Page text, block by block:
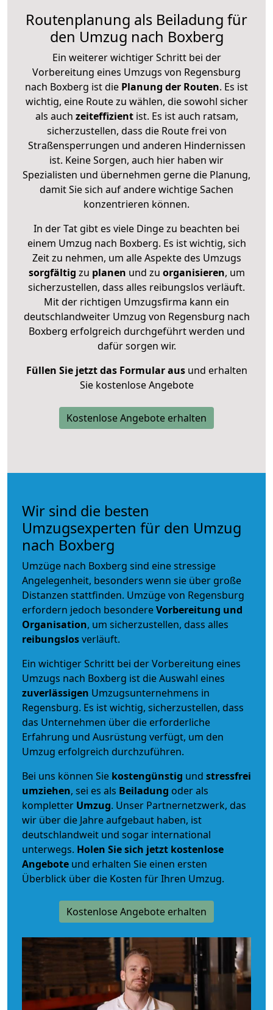
Routenplanung als Beiladung für
den Umzug nach Boxberg
Ein weiterer wichtiger Schritt bei der
Vorbereitung eines Umzugs von Regensburg
nach Boxberg ist die Planung der Routen. Es ist
wichtig, eine Route zu wählen, die sowohl sicher
als auch zeiteffizientist. Es ist auch ratsam,
sicherzustellen, dass die Route frei von
Straßensperrungen und anderen Hindernissen
ist. Keine Sorgen, auch hier haben wir
Spezialisten und übernehmen gerne die Planung,
damit Sie sich auf andere wichtige Sachen
konzentrieren können.
In der Tat gibt es viele Dinge zu beachten bei
einem Umzug nach Boxberg. Es ist wichtig, sich
Zeit zu nehmen, um alle Aspekte des Umzugs
sorgfältig zu planen und zu organisieren, um
sicherzustellen, dass alles reibungslos verläuft.
Mit der richtigen Umzugsfirma kann ein
deutschlandweiter Umzug von Regensburg nach
Boxberg erfolgreich durchgeführt werden und
dafür sorgen wir.
Füllen Sie jetzt das Formular ausund erhalten
Sie kostenlose Angebote
Kostenlose Angebote erhalten
Wir sind die besten
Umzugsexperten für den Umzug
nach Boxberg
Umzüge nach Boxberg sind eine stressige
Angelegenheit, besonders wenn sie über große
Distanzen stattfinden. Umzüge von Regensburg
erfordern jedoch besondereVorbereitung und
Organisation, um sicherzustellen, dass alles
reibungslosverläuft.
Ein wichtiger Schritt bei der Vorbereitung eines
Umzugs nach Boxberg ist die Auswahl eines
zuverlässigen Umzugsunternehmens in
Regensburg. Es ist wichtig, sicherzustellen, dass
das Unternehmen über die erforderliche
Erfahrung und Ausrüstung verfügt, um den
Umzug erfolgreich durchzuführen.
Bei uns können Sie kostengünstig und stressfrei
umziehen, sei es als Beiladung oder als
kompletter Umzug. Unser Partnernetzwerk, das
wir über die Jahre aufgebaut haben, ist
deutschlandweit und sogar international
unterwegs. Holen Sie sich jetzt kostenlose
Angebote und erhalten Sie einen ersten
Überblick über die Kosten für Ihren Umzug.
Kostenlose Angebote erhalten